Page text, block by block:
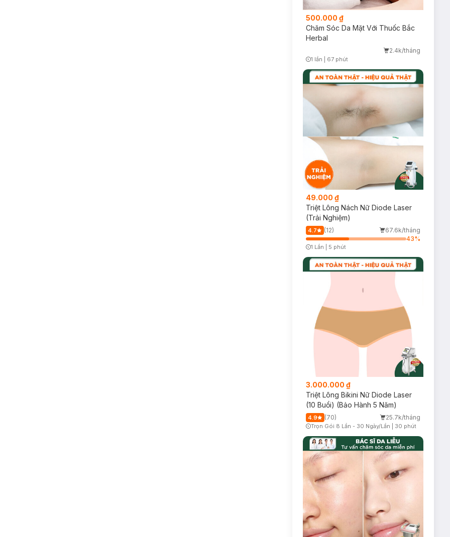
500.000 ₫
Chăm Sóc Da Mặt Với Thuốc Bắc
Herbal
2.4k/tháng
1 lần 67 phút
49.000 ₫
Triệt Lông Nách Nữ Diode Laser
(Trải Nghiệm)
4.7 (12)
67.6k/tháng
43%
Timer Gray Icon
1 Lần 5 phút
3.000.000 ₫
Triệt Lông Bikini Nữ Diode Laser
(10 Buổi) (Bảo Hành 5 Năm)
4.9 (70) 25.7k/tháng
Trọn Gói 8 Lần - 30 Ngày/Lần 30 phút